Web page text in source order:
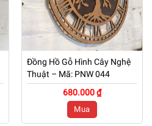
Đồng Hồ Gỗ Hình Cây Nghệ
Thuật – Mã: PNW 044
680.000 ₫
Mua